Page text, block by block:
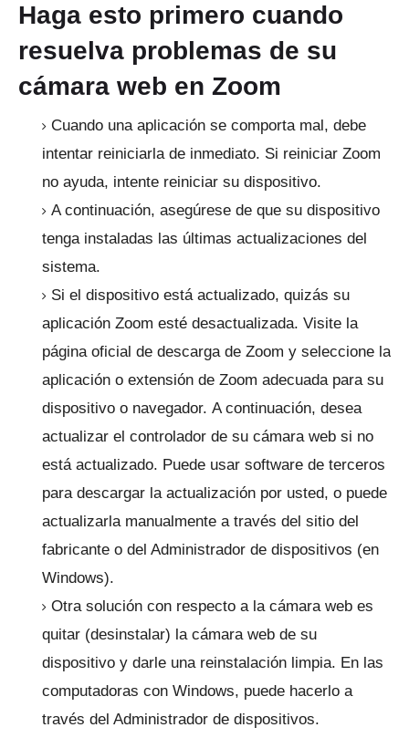
Haga esto primero cuando
resuelva problemas de su
cámara web en Zoom
Cuando una aplicación se comporta mal, debe
intentar reiniciarla de inmediato. Si reiniciar Zoom
no ayuda, intente reiniciar su dispositivo.
A continuación, asegúrese de que su dispositivo
tenga instaladas las últimas actualizaciones del
sistema.
Si el dispositivo está actualizado, quizás su
aplicación Zoom esté desactualizada. Visite la
página oficial de descarga de Zoom y seleccione la
aplicación o extensión de Zoom adecuada para su
dispositivo o navegador. A continuación, desea
actualizar el controlador de su cámara web si no
está actualizado. Puede usar software de terceros
para descargar la actualización por usted, o puede
actualizarla manualmente a través del sitio del
fabricante o del Administrador de dispositivos (en
Windows).
Otra solución con respecto a la cámara web es
quitar (desinstalar) la cámara web de su
dispositivo y darle una reinstalación limpia. En las
computadoras con Windows, puede hacerlo a
través del Administrador de dispositivos.